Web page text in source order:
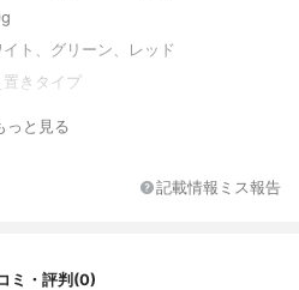
イト、グリーン、レッド
きタイプ
プロピレン
っと見る
記載情報ミス報告
ミ・評判(0)